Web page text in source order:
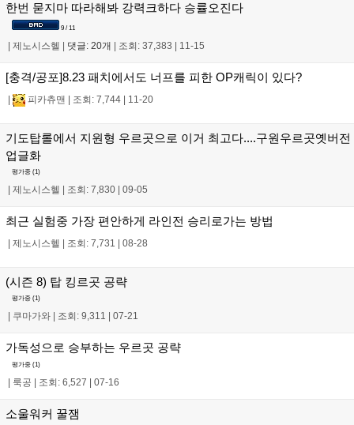
한번 묻지마 따라해봐 강력크하다 승률오진다
9 / 11
| 제노시스헬 | 댓글: 20개 | 조회: 37,383 | 11-15
[충격/공포]8.23 패치에서도 너프를 피한 OP캐릭이 있다?
| 피카츄맨 | 조회: 7,744 | 11-20
기도탑롤에서 지원형 우르곳으로 이거 최고다....구원우르곳옛버전
업글화
평가중 (1)
제노시스헬 조회: 7,830 09-05
최근 실험중 가장 편안하게 라인전 승리로가는 방법
제노시스헬 조회: 7,731 08-28
(시즌 8) 탑 킹르곳 공략
평가중 (1)
쿠마가와 조회: 9,311 07-21
가독성으로 승부하는 우르곳 공략
평가중 (1)
| 룩공 | 조회: 6,527 | 07-16
소울워커 꿀잼